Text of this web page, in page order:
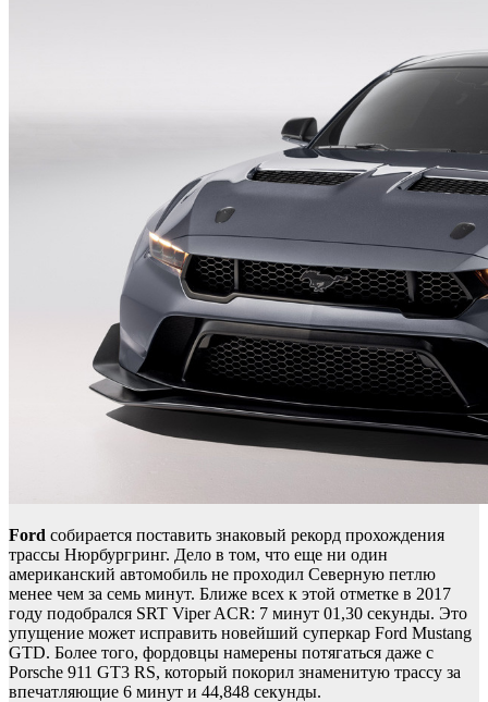
Ford собирается поставить знаковый рекорд прохождения
трассы Нюрбургринг. Дело в том, что еще ни один
американский автомобиль не проходил Северную петлю
менее чем за семь минут. Ближе всех к этой отметке в 2017
году подобрался SRT Viper ACR: 7 минут 01,30 секунды. Это
упущение может исправить новейший суперкар Ford Mustang
GTD. Более того, фордовцы намерены потягаться даже с
Porsche 911 GT3 RS, который покорил знаменитую трассу за
впечатляющие 6 минут и 44,848 секунды.